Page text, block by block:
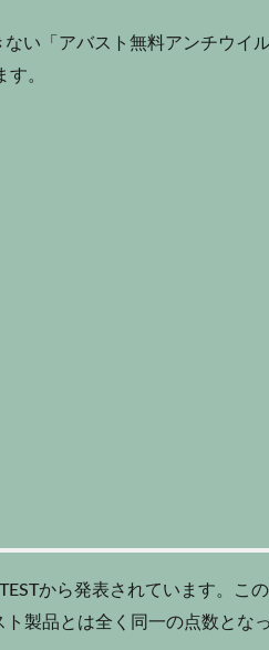
い「アバスト無料アンチウイル
。
から発表されています。こ
製品とは全く同一の点数とな